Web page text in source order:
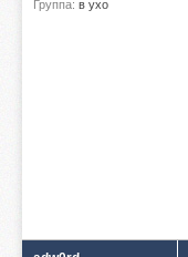
Группа: в ухо